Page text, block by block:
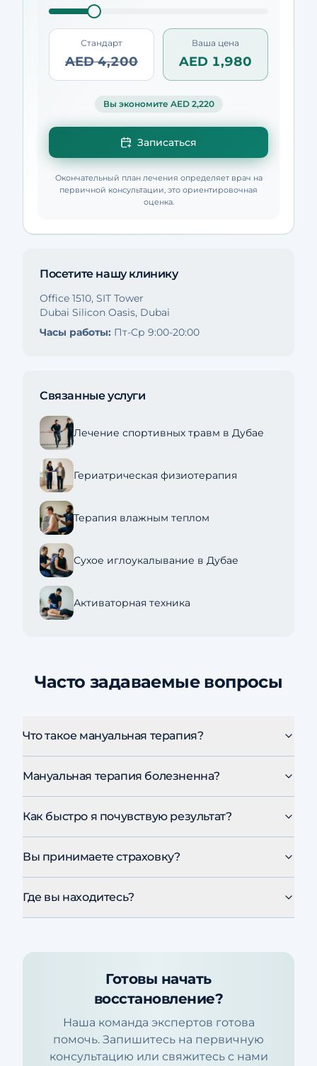
Стандарт
AED 4,200
Ваша цена
AED 1,980
Вы экономите AED 2,220
Записаться
Окончательный план лечения определяет врач на
первичной консультации, это ориентировочная
оценка.
Посетите нашу клинику
Office 1510, SIT Tower
Dubai Silicon Oasis, Dubai
Часы работы: Пт-Ср 9:00-20:00
Связанные услуги
Лечение спортивных травм в Дубае
Гериатрическая физиотерапия
Терапия влажным теплом
Сухое иглоукалывание в Дубае
Активаторная техника
Часто задаваемые вопросы
Что такое мануальная терапия?
Мануальная терапия болезненна?
Как быстро я почувствую результат?
Вы принимаете страховку?
Где вы находитесь?
Готовы начать
восстановление?
Наша команда экспертов готова
помочь. Запишитесь на первичную
консультацию или свяжитесь с нами